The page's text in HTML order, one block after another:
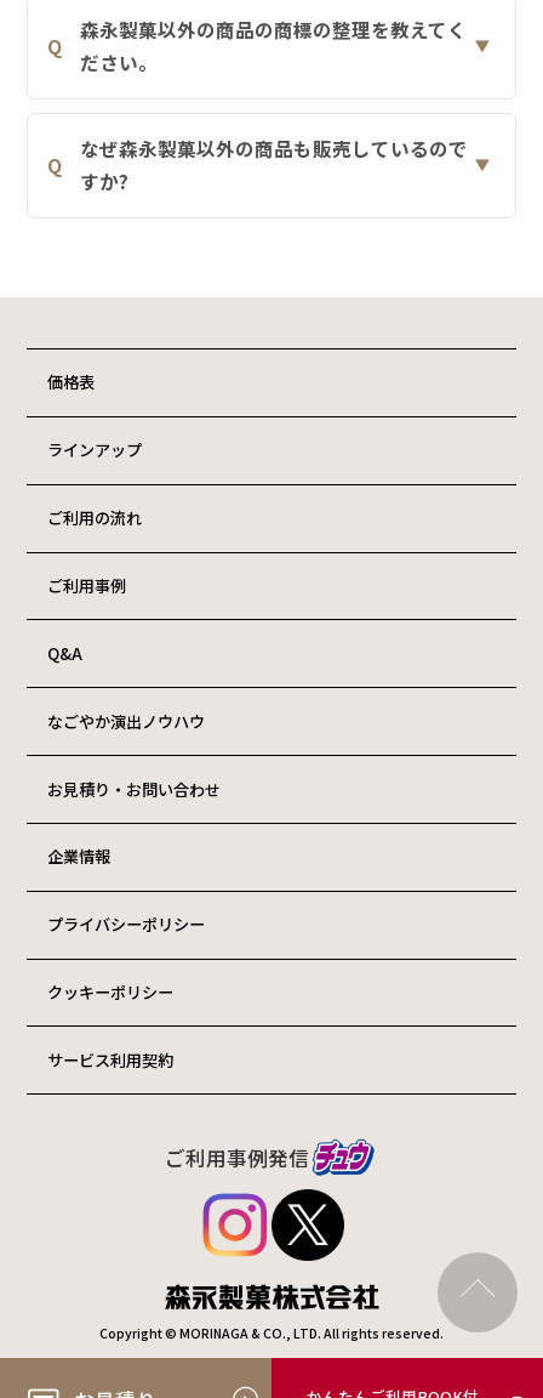
森永製菓以外の商品の商標の整理を教えてく
ださい。
なぜ森永製菓以外の商品も販売しているので
すか?
価格表
ラインアップ
ご利用の流れ
ご利用事例
Q&A
なごやか演出ノウハウ
お見積り・お問い合わせ
企業情報
プライバシーポリシー
クッキーポリシー
サービス利用契約
ご利用事例発信
Copyright © MORINAGA & CO., LTD. All rights reserved.